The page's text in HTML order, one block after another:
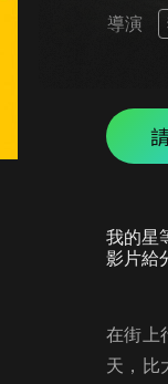
導演
我的星
影片給
在街上
天，比